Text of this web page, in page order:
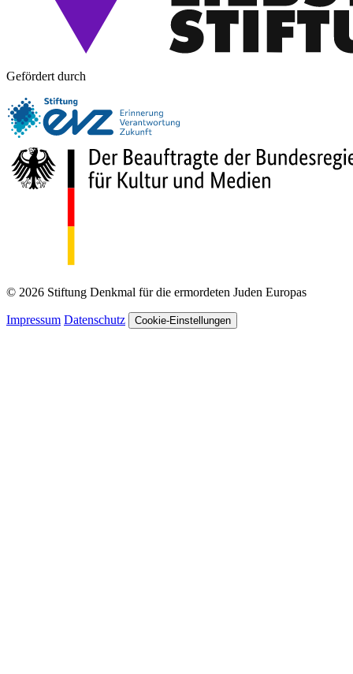
Gefördert durch
© 2026 Stiftung Denkmal für die ermordeten Juden Europas
Impressum Datenschutz Cookie-Einstellungen